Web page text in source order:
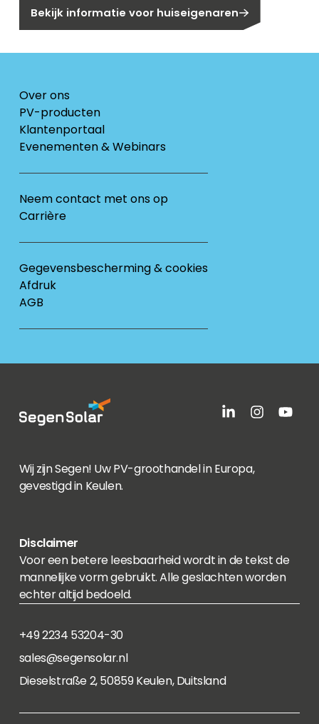
Bekijk informatie voor huiseigenaren
Over ons
PV-producten
Klantenportaal
Evenementen & Webinars
Neem contact met ons op
Carrière
Gegevensbescherming & cookies
Afdruk
AGB
Wij zijn Segen! Uw PV-groothandel in Europa,
gevestigd in Keulen.
Disclaimer
Voor een betere leesbaarheid wordt in de tekst de
mannelijke vorm gebruikt. Alle geslachten worden
echter altijd bedoeld.
+49 2234 53204-30
sales@segensolar.nl
Dieselstraße 2, 50859 Keulen, Duitsland